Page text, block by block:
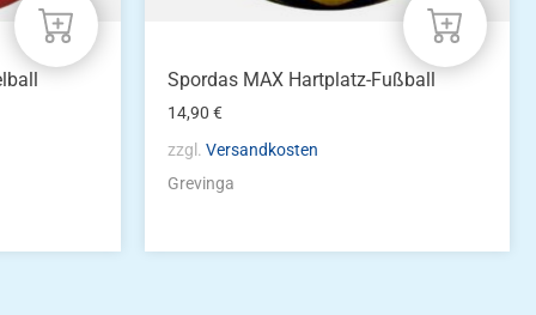
Spordas MAX Hartplatz-Fußball
14,90€
zzgl.Versandkosten
Grevinga